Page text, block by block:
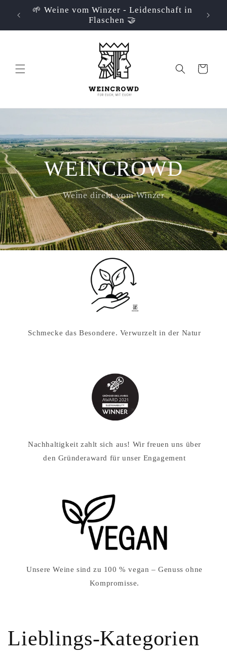
zum
Inhalt
📦 Versandkostenfei ab 69€ innerhalb
Deutschlands📦
Warenkorb
WEINCROWD
Weine direkt vom Winzer
Schmecke das Besondere. Verwurzelt in der Natur
Nachhaltigkeit zahlt sich aus! Wir freuen uns über
den Gründeraward für unser Engagement
Unsere Weine sind zu 100 % vegan – Genuss ohne
Kompromisse.
Lieblings-Kategorien